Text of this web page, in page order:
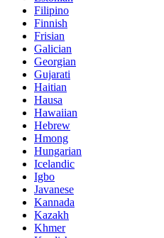
Filipino
Finnish
Frisian
Galician
Georgian
Gujarati
Haitian
Hausa
Hawaiian
Hebrew
Hmong
Hungarian
Icelandic
Igbo
Javanese
Kannada
Kazakh
Khmer